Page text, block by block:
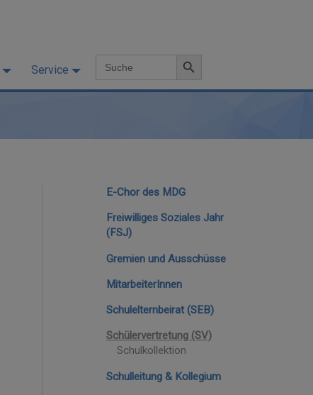
Service
Search
for:
Search Button
E-Chor des MDG
Freiwilliges Soziales Jahr
(FSJ)
Gremien und Ausschüsse
MitarbeiterInnen
Schulelternbeirat (SEB)
Schülervertretung (SV)
Schulkollektion
Schulleitung & Kollegium